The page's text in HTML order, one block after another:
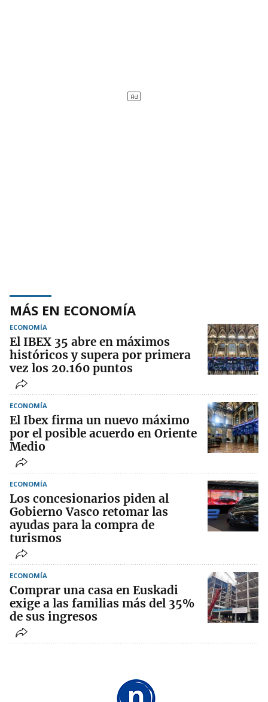
MÁS EN ECONOMÍA
ECONOMÍA
El IBEX 35 abre en máximos
históricos y supera por primera
vez los 20.160 puntos
ECONOMÍA
El Ibex firma un nuevo máximo
por el posible acuerdo en Oriente
Medio
ECONOMÍA
Los concesionarios piden al
Gobierno Vasco retomar las
ayudas para la compra de
turismos
ECONOMÍA
Comprar una casa en Euskadi
exige a las familias más del 35%
de sus ingresos